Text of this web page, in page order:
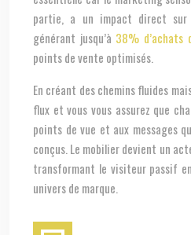
partie, a un impact direct sur
générant jusqu’à 38% d’achats
points de vente optimisés.
En créant des chemins fluides
flux et vous vous assurez que
points de vue et aux messages
conçus. Le mobilier devient un
transformant le visiteur passif
univers de marque.